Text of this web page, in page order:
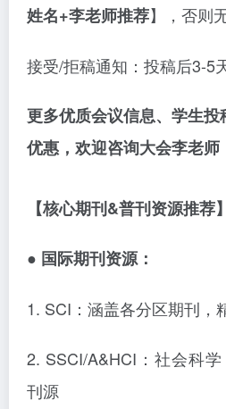
姓名+李老师推荐】，否则
接受/拒稿通知：投稿后3-5
更多优质会议信息、学生投
优惠，欢迎咨询大会李老师
【核心期刊&普刊资源推荐】
● 国际期刊资源：
1. SCI：涵盖各分区期刊，
2. SSCI/A&HCI：社会科
刊源